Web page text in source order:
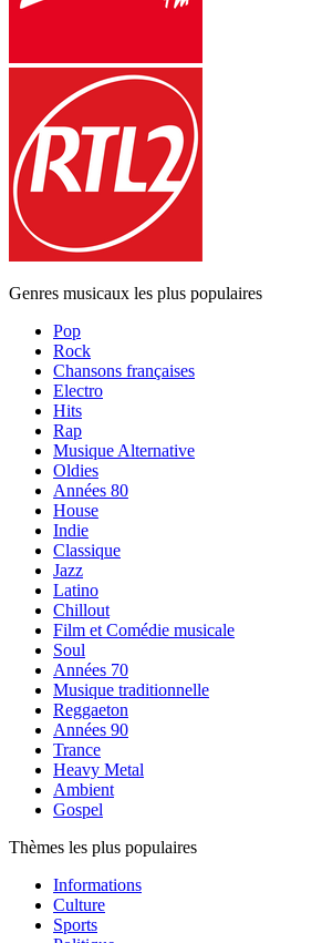
Genres musicaux les plus populaires
Pop
Rock
Chansons françaises
Electro
Hits
Rap
Musique Alternative
Oldies
Années 80
House
Indie
Classique
Jazz
Latino
Chillout
Film et Comédie musicale
Soul
Années 70
Musique traditionnelle
Reggaeton
Années 90
Trance
Heavy Metal
Ambient
Gospel
Thèmes les plus populaires
Informations
Culture
Sports